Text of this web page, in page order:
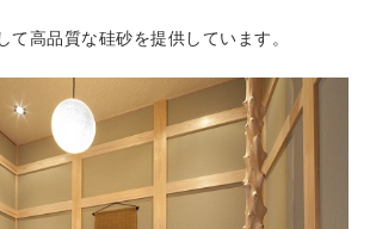
て高品質な硅砂を提供しています。